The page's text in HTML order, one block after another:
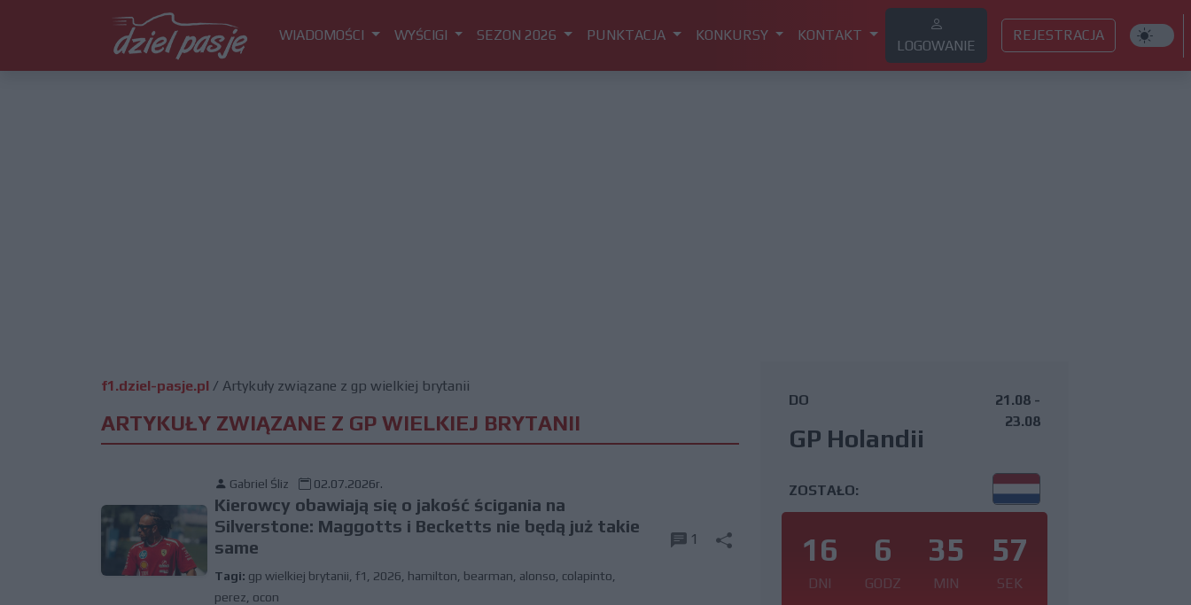
WIADOMOŚCI WYŚCIGI SEZON 2026 PUNKTACJA KONKURSY KONTAKT
LOGOWANIE
REJESTRACJA
f1.dziel-pasje.pl / Artykuły związane z gp wielkiej brytanii
ARTYKUŁY ZWIĄZANE Z GP WIELKIEJ BRYTANII
Gabriel Śliz 02.07.2026r.
Kierowcy obawiają się o jakość ścigania na
Silverstone: Maggotts i Becketts nie będą już takie
same
Tagi: gp wielkiej brytanii f1 2026 hamilton bearman alonso colapinto
perez ocon
1
DO
GP Holandii
21.08 -
23.08
ZOSTAŁO:
16
DNI
6
GODZ
35
MIN
56
SEK